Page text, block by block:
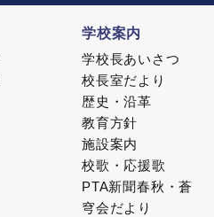
学校案内
学校長あいさつ
校長室だより
歴史・沿革
教育方針
施設案内
校歌・応援歌
PTA新聞春秋・蒼
穹会だより